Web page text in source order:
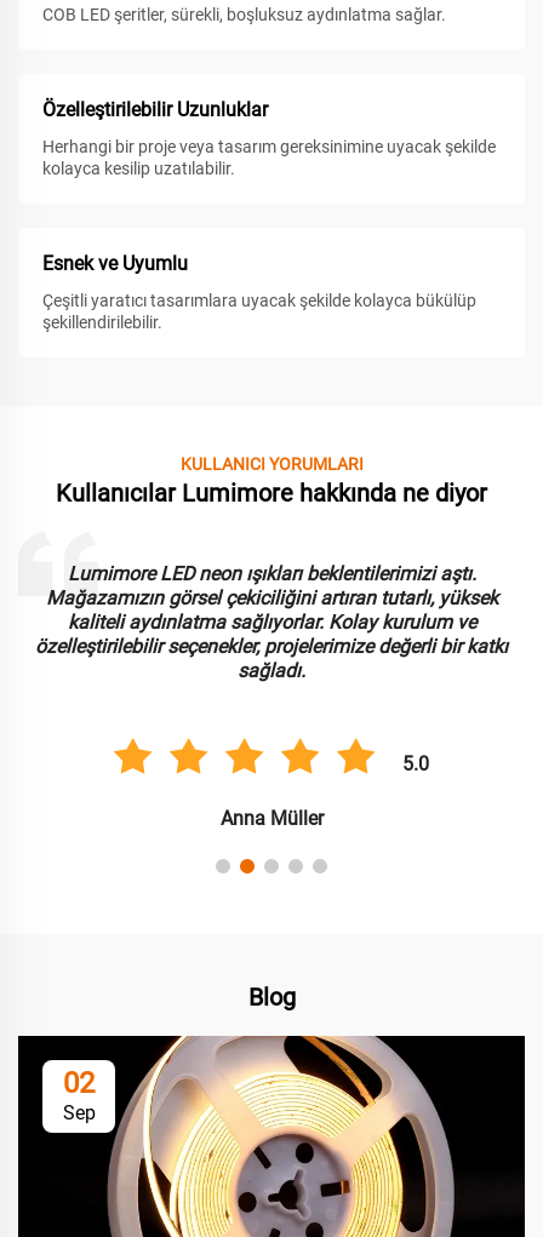
COB LED şeritler, sürekli, boşluksuz aydınlatma sağlar.
Özelleştirilebilir Uzunluklar
Herhangi bir proje veya tasarım gereksinimine uyacak şekilde
kolayca kesilip uzatılabilir.
Esnek ve Uyumlu
Çeşitli yaratıcı tasarımlara uyacak şekilde kolayca bükülüp
şekillendirilebilir.
KULLANICI YORUMLARI
Kullanıcılar Lumimore hakkında ne diyor
Lumimore LED neon ışıkları beklentilerimizi aştı.
Mağazamızın görsel çekiciliğini artıran tutarlı, yüksek
kaliteli aydınlatma sağlıyorlar. Kolay kurulum ve
özelleştirilebilir seçenekler, projelerimize değerli bir katkı
sağladı.
5.0
Anna Müller
Blog
02
Sep